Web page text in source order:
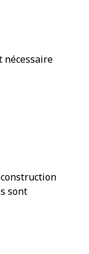
nécessaire
sont